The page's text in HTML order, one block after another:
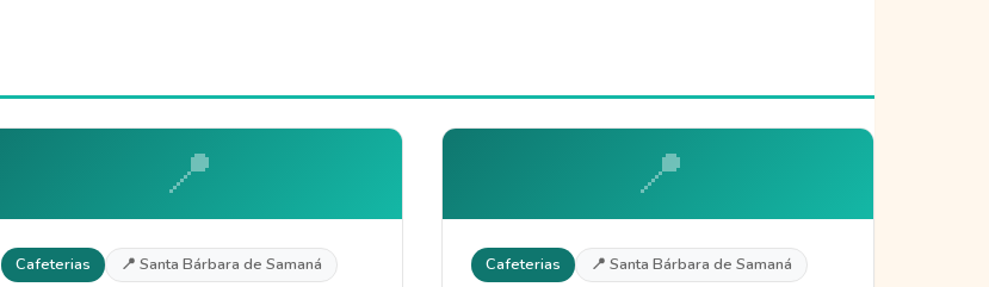
📍
Cafeterias 📍 Santa Bárbara de Samaná
📍
Cafeterias 📍 Santa Bárbara de Samaná